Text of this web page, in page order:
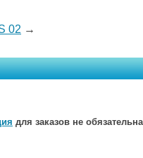
02 →
для заказов не